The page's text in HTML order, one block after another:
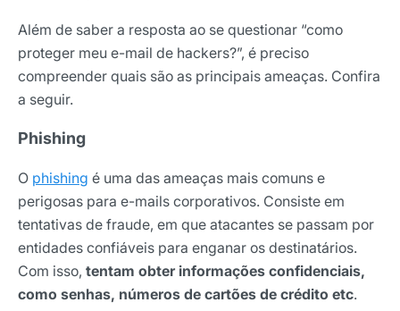
Além de saber a resposta ao se questionar “como
proteger meu e-mail de hackers?”, é preciso
compreender quais são as principais ameaças. Confira
a seguir.
Phishing
O phishing é uma das ameaças mais comuns e
perigosas para e-mails corporativos. Consiste em
tentativas de fraude, em que atacantes se passam por
entidades confiáveis para enganar os destinatários.
Com isso, tentam obter informações confidenciais,
como senhas, números de cartões de crédito etc.